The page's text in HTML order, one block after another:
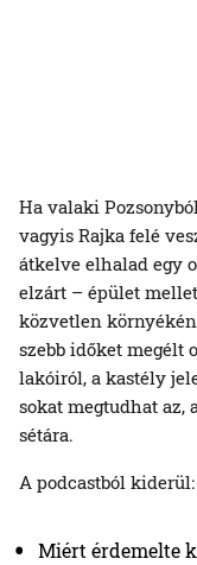
Ha valaki Pozsonyból a szlovák—magyar határátkelő,
vagyis Rajka felé
átkelve elhalad egy
elzárt – épület
közvetlen
szebb időket megélt
lakóiról, a kastély
sokat megtudhat
sétára.
A podcastból kiderül:
Miért érdemelte